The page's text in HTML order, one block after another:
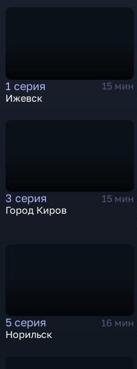
1 серия
15 мин
Ижевск
3 серия
15 мин
Город Киров
5 серия
16 мин
Норильск